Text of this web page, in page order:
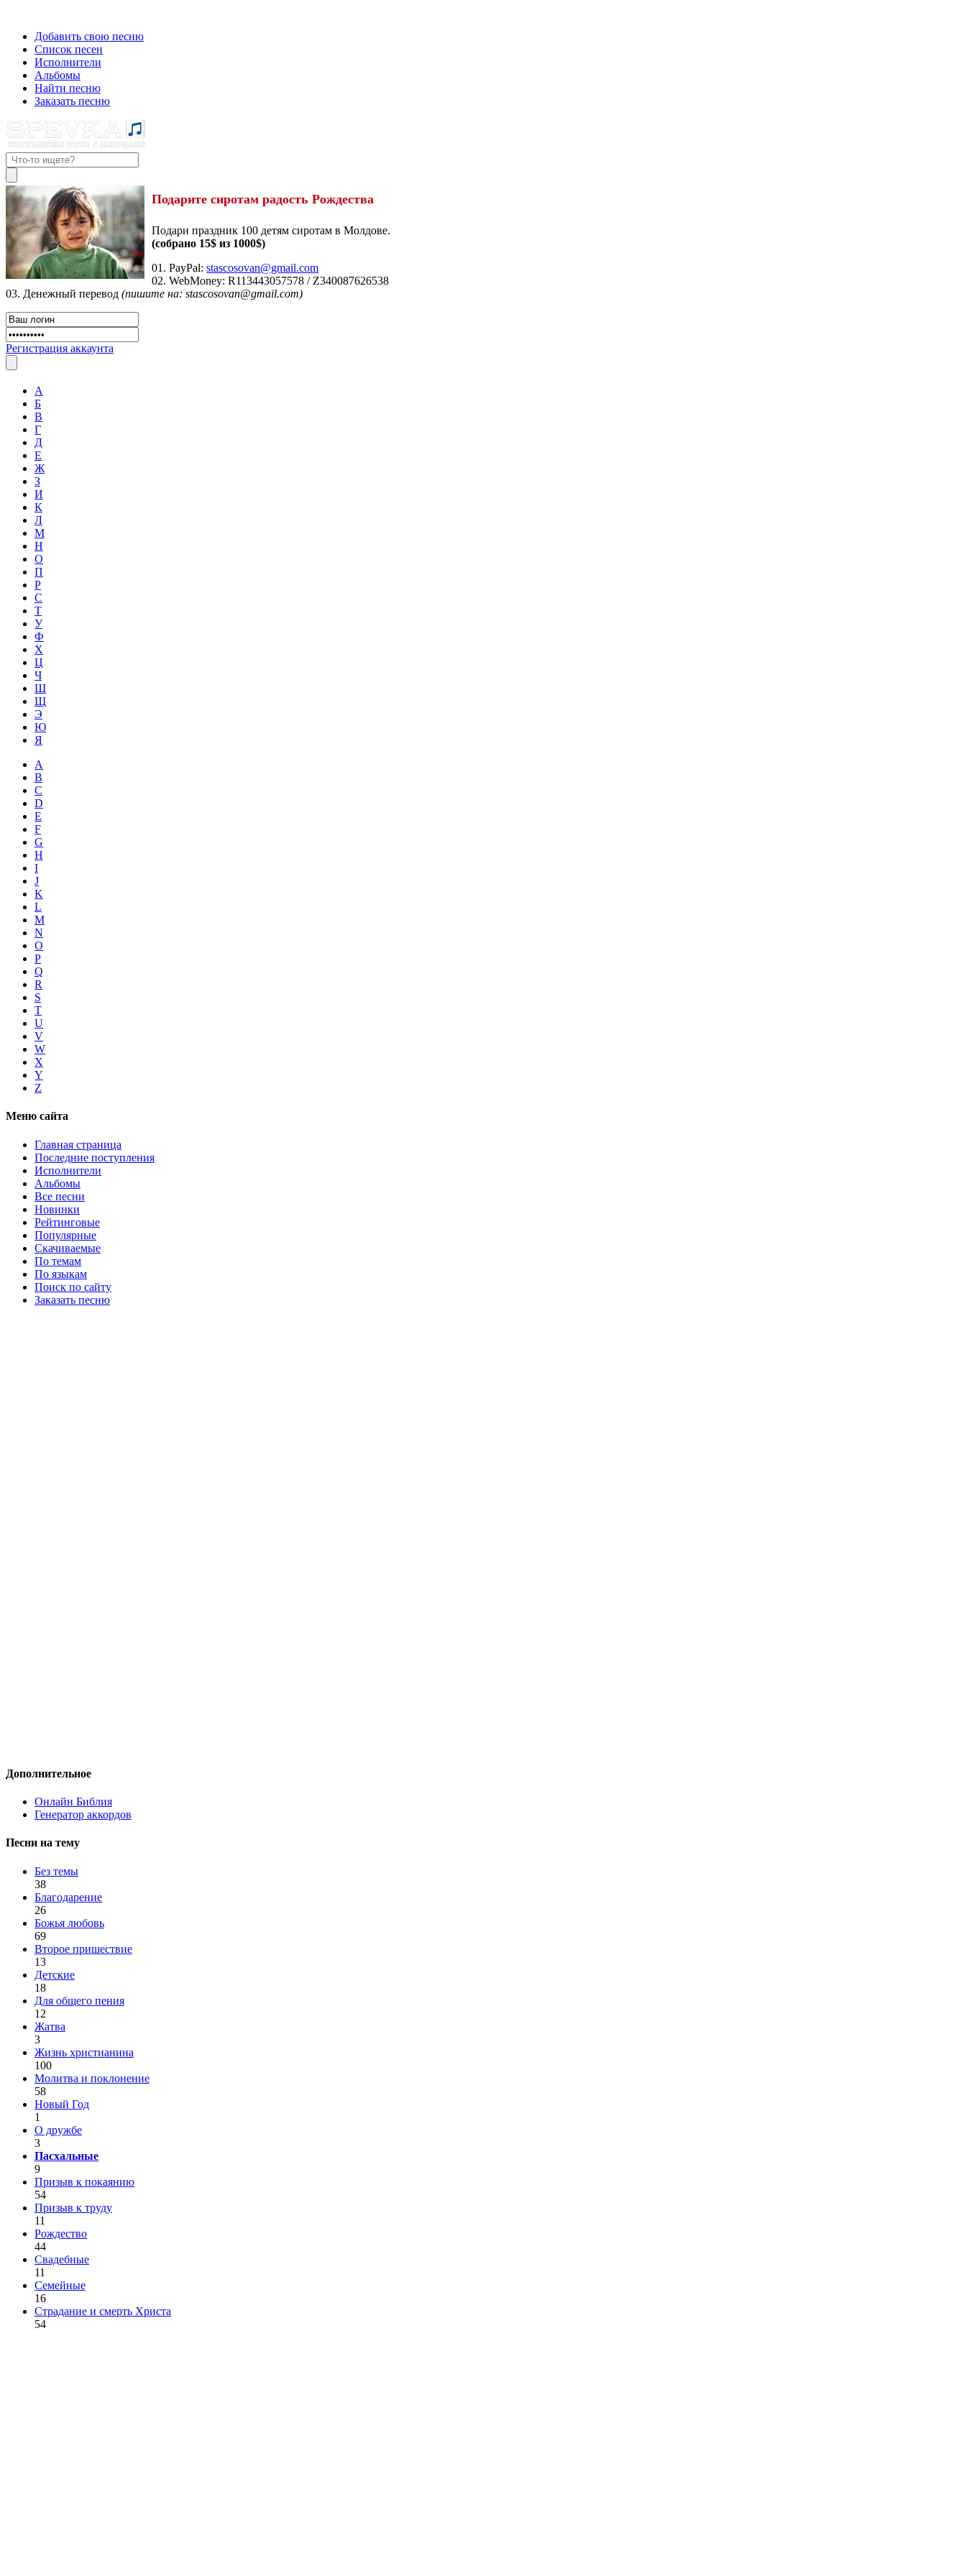
Добавить свою песню
Список песен
Исполнители
Альбомы
Найти песню
Заказать песню
Подарите сиротам радость Рождества
Подари праздник 100 детям сиротам в Молдове.
(собрано 15$ из 1000$)
01. PayPal:stascosovan@gmail.com
02. WebMoney:R113443057578 / Z340087626538
03. Денежный перевод (пишите на: stascosovan@gmail.com)
Регистрация аккаунта
А
Б
В
Г
Д
Е
Ж
З
И
К
Л
М
Н
О
П
Р
С
Т
У
Ф
Х
Ц
Ч
Ш
Щ
Э
Ю
Я
A
B
C
D
E
F
G
H
I
J
K
L
M
N
O
P
Q
R
S
T
U
V
W
X
Y
Z
Меню сайта
Главная страница
Последние поступления
Исполнители
Альбомы
Все песни
Новинки
Рейтинговые
Популярные
Скачиваемые
По темам
По языкам
Поиск по сайту
Заказать песню
Дополнительное
Онлайн Библия
Генератор аккордов
Песни на тему
Без темы
38
Благодарение
26
Божья любовь
69
Второе пришествие
13
Детские
18
Для общего пения
12
Жатва
3
Жизнь христианина
100
Молитва и поклонение
58
Новый Год
1
О дружбе
3
Пасхальные
9
Призыв к покаянию
54
Призыв к труду
11
Рождество
44
Свадебные
11
Семейные
16
Страдание и смерть Христа
54